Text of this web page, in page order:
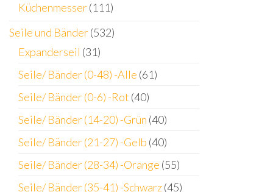
Küchenmesser(111)
Seile und Bänder(532)
Expanderseil (31)
Seile/ Bänder (0-48) -Alle (61)
Seile/ Bänder (0-6) -Rot (40)
Seile/ Bänder (14-20) -Grün (40)
Seile/ Bänder (21-27) -Gelb (40)
Seile/ Bänder (28-34) -Orange (55)
Seile/ Bänder (35-41) -Schwarz(45)